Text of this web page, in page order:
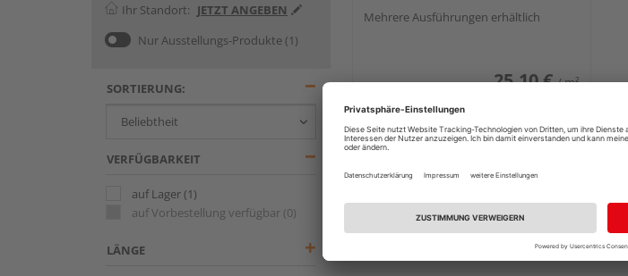
Ihr Standort: JETZT ANGEBEN
Nur Ausstellungs-Produkte (1)
SORTIERUNG:
VERFÜGBARKEIT
auf Lager(1)
auf Vorbestellung verfügbar (0)
LÄNGE
Mehrere Ausführungen erhältlich
25,10 € / m²